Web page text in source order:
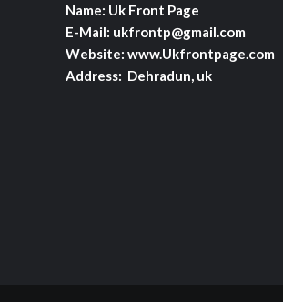
Name: Uk Front Page
E-Mail: ukfrontp@gmail.com
Website: www.Ukfrontpage.com
Address: Dehradun, uk